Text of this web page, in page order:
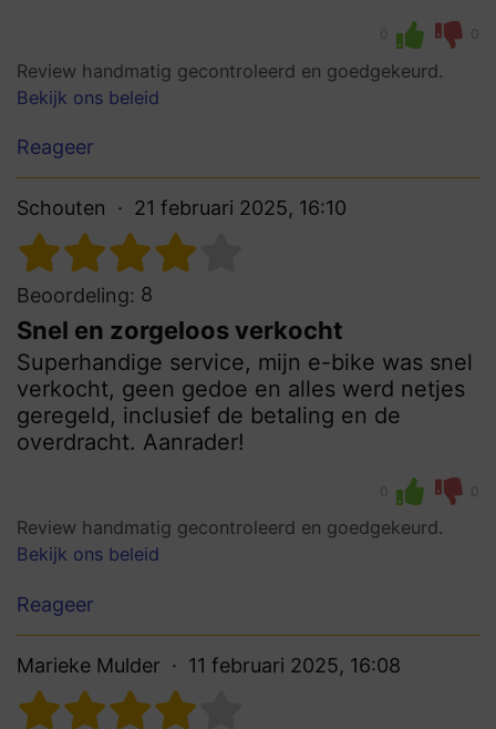
0 0
Review handmatig gecontroleerd en goedgekeurd.
Bekijk ons beleid
Reageer
Schouten 21 februari 2025, 16:10
Beoordeling: 8
Snel en zorgeloos verkocht
Superhandige service, mijn e-bike was snel
verkocht, geen gedoe en alles werd netjes
geregeld, inclusief de betaling en de
overdracht. Aanrader!
0 0
Review handmatig gecontroleerd en goedgekeurd.
Bekijk ons beleid
Reageer
Marieke Mulder 11 februari 2025, 16:08